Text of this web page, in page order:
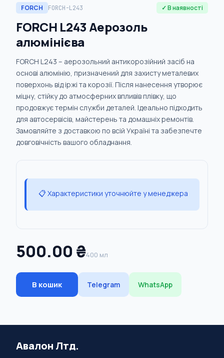
FORCH FORCH-L243 ✓ В наявності
FORCH L243 Аерозоль
алюмінієва
FORCH L243 – аерозольний антикорозійний засіб на
основі алюмінію, призначений для захисту металевих
поверхонь від іржі та корозії. Після нанесення утворює
міцну, стійку до атмосферних впливів плівку, що
продовжує термін служби деталей. Ідеально підходить
для автосервісів, майстерень та домашніх ремонтів.
Замовляйте з доставкою по всій Україні та забезпечте
довговічність вашого обладнання.
📋 Характеристики уточнюйте у менеджера
500.00 ₴400 мл
В кошик Telegram WhatsApp
Авалон Лтд.